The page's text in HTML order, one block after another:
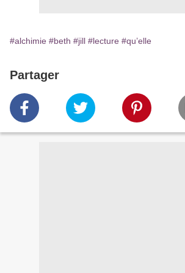
#alchimie #beth #jill #lecture #qu’elle
Partager